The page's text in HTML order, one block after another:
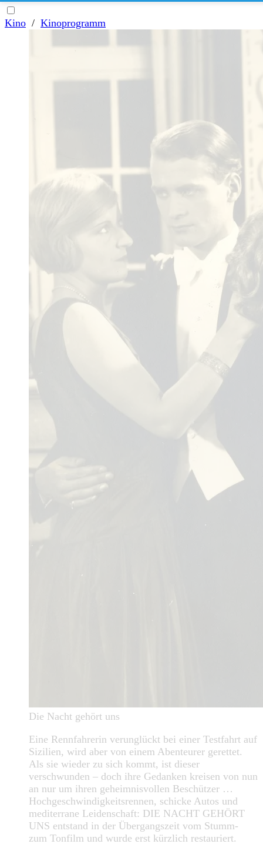
Kino / Kinoprogramm
Die Nacht gehört uns
Eine Rennfahrerin verunglückt bei einer Testfahrt auf
Sizilien, wird aber von einem Abenteurer gerettet.
Als sie wieder zu sich kommt, ist dieser
verschwunden – doch ihre Gedanken kreisen von nun
an nur um ihren geheimnisvollen Beschützer …
Hochgeschwindigkeitsrennen, schicke Autos und
mediterrane Leidenschaft: DIE NACHT GEHÖRT
UNS entstand in der Übergangszeit vom Stumm-
zum Tonfilm und wurde erst kürzlich restauriert.